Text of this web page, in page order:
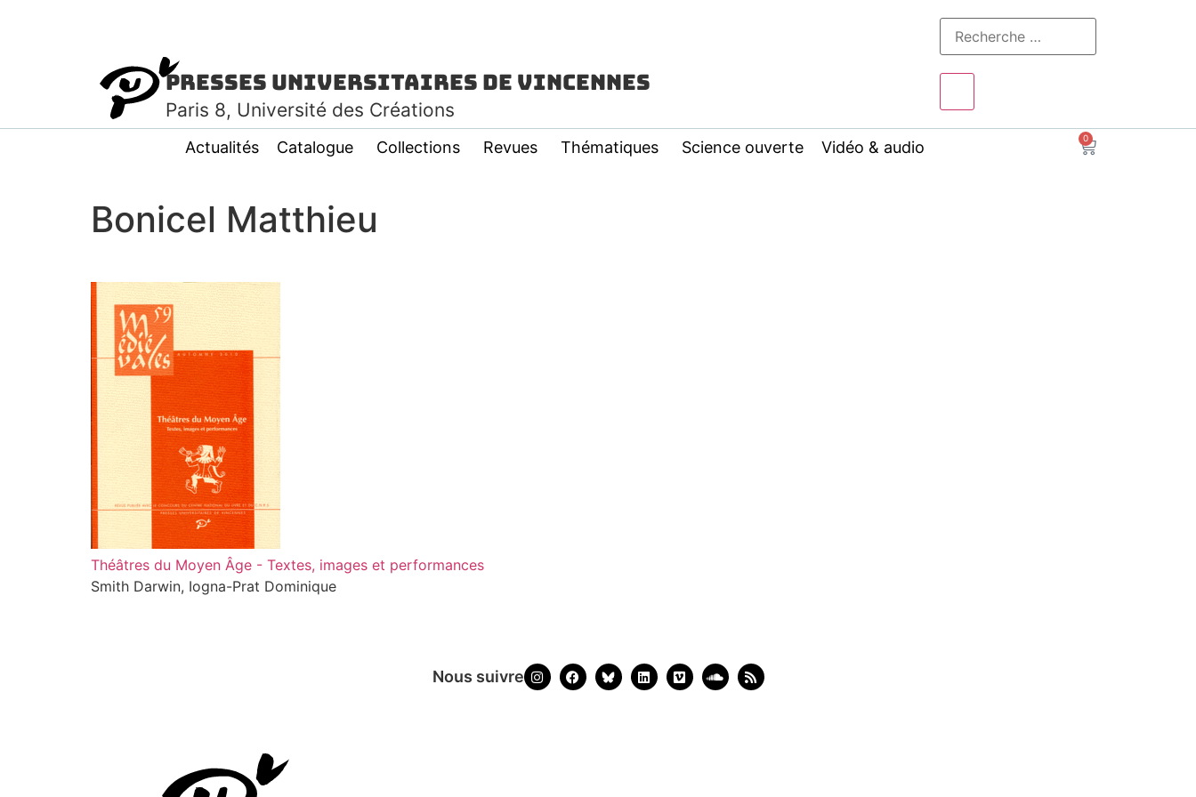
Presses Universitaires de Vincennes
Paris 8, Université des Créations
Actualités Catalogue Collections Revues Thématiques Science ouverte Vidéo & audio 0
Bonicel Matthieu
Théâtres du Moyen Âge - Textes, images et performances
Smith Darwin, Iogna-Prat Dominique
Nous suivre